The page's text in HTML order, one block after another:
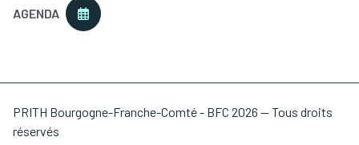
AGENDA
PRITH Bourgogne-Franche-Comté - BFC 2026 — Tous droits
réservés